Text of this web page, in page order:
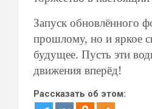
Запуск обновлённого
прошлому, но и яркое
будущее. Пусть эти
движения вперёд!
Рассказать об этом: